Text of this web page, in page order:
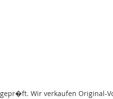
gepr�ft. Wir verkaufen